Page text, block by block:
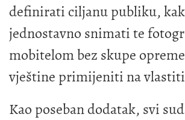
definirati ciljanu publiku,
jednostavno snimati te
mobitelom bez skupe
vještine primijeniti na
Kao poseban dodatak, svi